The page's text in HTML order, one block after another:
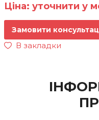
Ціна: уточнити у
Замовити
В закладки